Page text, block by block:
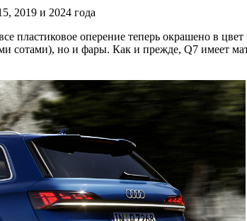
2019 и 2024 года
пластиковое оперение теперь окрашено в
сотами), но и фары. Как и прежде, Q7 имеет